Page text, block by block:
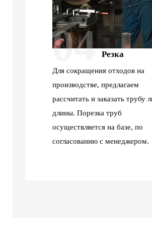
04 Резка
Для сокращения отходов на
производстве, предлагаем
рассчитать и заказать трубу
длины. Порезка труб
осуществляется на базе, по
согласованию с менеджером.